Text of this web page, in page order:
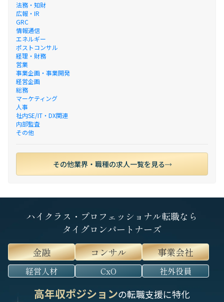
法務・知財
広報・IR
GRC
情報通信
エネルギー
ポストコンサル
経理・財務
営業
事業企画・事業開発
経営企画
総務
マーケティング
人事
社内SE/IT・DX関連
内部監査
その他
その他業界・職種の求人一覧を見る
ハイクラス・プロフェッショナル転職なら
タイグロンパートナーズ
金融
コンサル 事業会社
経営人材 CxO 社外役員
高年収ポジションの転職支援に特化